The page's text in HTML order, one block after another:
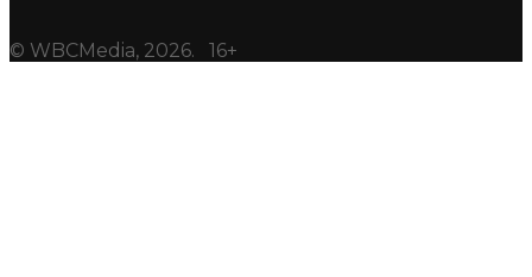
© WBCMedia, 2026. 16+